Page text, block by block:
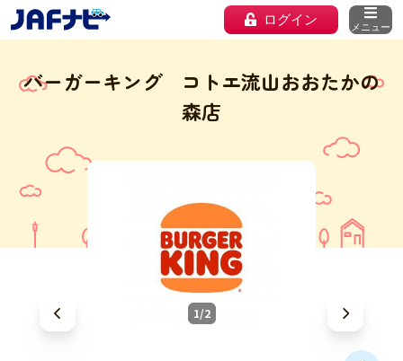
ログイン メニュー
バーガーキング コトエ流山おおたかの
森店
1/2